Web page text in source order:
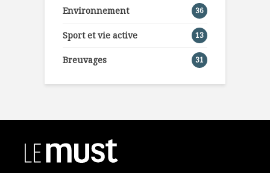
Environnement 36
Sport et vie active 13
Breuvages 31